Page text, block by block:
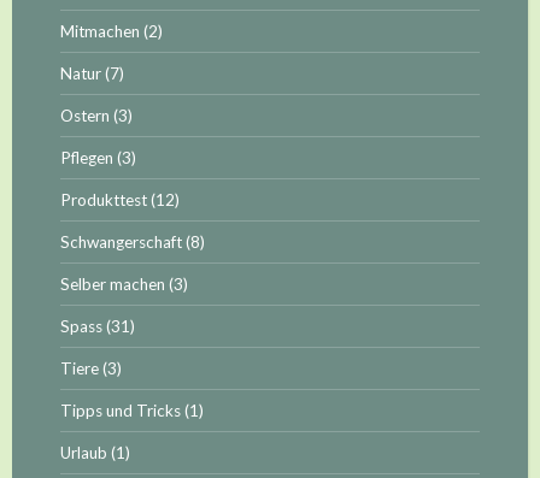
Mitmachen (2)
Natur(7)
Ostern (3)
Pflegen (3)
Produkttest(12)
Schwangerschaft(8)
Selber machen (3)
Spass(31)
Tiere(3)
Tipps und Tricks(1)
Urlaub (1)